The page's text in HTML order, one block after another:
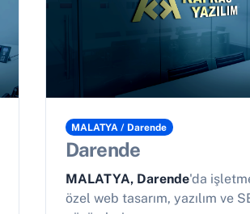
MALATYA / Darende
Darende
MALATYA, Darende'da
özel web tasarım, yazılım ve